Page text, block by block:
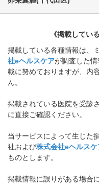
《掲載してい
掲載している各種情報は、
社eヘルスケアが調査した
載に努めておりますが、内
ん。
掲載されている医院を受診
に直接ご確認ください。
当サービスによって生じた
社および株式会社eヘルスケ
ものとします。
掲載情報に誤りがある場合